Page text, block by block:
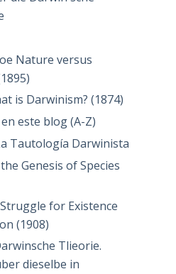
Nature versus
is Darwinism? (1874)
este blog (A-Z)
Tautología Darwinista
Genesis of Species
for Existence
(1908)
Tlieorie.
dieselbe in